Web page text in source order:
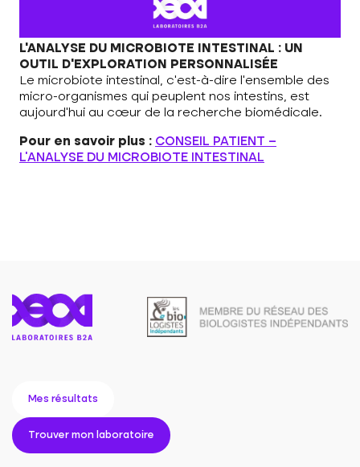
L’ANALYSE DU MICROBIOTE INTESTINAL : UN
OUTIL D’EXPLORATION PERSONNALISÉE
Le microbiote intestinal, c’est-à-dire l’ensemble des
micro-organismes qui peuplent nos intestins, est
aujourd’hui au cœur de la recherche biomédicale.
Pour en savoir plus : CONSEIL PATIENT –
L’ANALYSE DU MICROBIOTE INTESTINAL
Mes résultats
Trouver mon laboratoire